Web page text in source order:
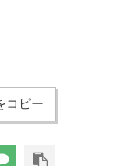
コピー